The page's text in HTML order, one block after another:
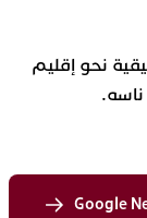
نحو إقليم